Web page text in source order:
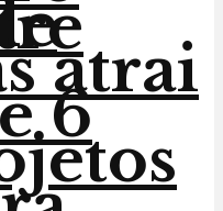
atrai
6